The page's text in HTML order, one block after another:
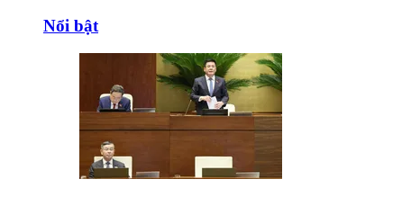
Nổi bật